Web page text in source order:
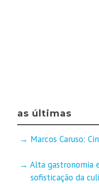
as últimas
Marcos Caruso:
Alta gastronomia
sofisticação da